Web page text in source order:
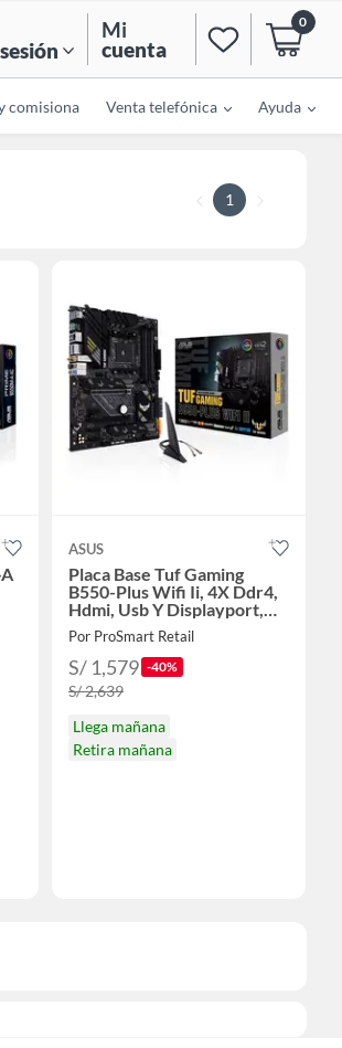
Mi
cuenta
0
comisiona Venta telefónica Ayuda
1
ASUS
Placa Base Tuf Gaming
B550-Plus Wifi Ii, 4X Ddr4,
Hdmi, Usb Y Displayport,
Alto Rendi
Por ProSmart Retail
S/ 1,579 -40%
S/ 2,639
Llega mañana
Retira mañana